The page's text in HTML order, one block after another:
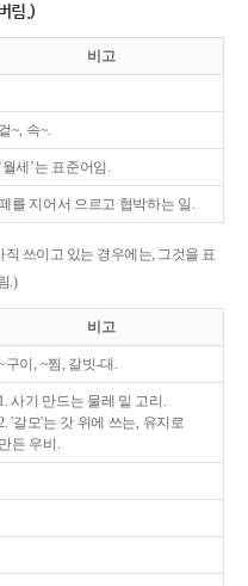
림.)
비고
겉~, 속~.
‘월세’는 표준어임.
를 지어서 으르고 협박하는 일.
쓰이고 있는 경우에는, 그것을 표
.)
비고
구이, ~찜, 갈빗-대.
1. 사기 만드는 물레 밑 고리.
'갈모'는 갓 위에 쓰는, 유지로
만든 우비.